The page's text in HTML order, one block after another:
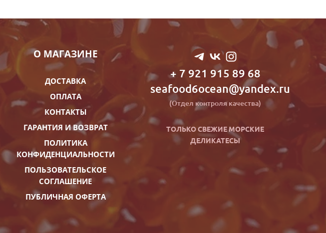
О МАГАЗИНЕ
ДОСТАВКА
ОПЛАТА
КОНТАКТЫ
ГАРАНТИЯ И ВОЗВРАТ
ПОЛИТИКА
КОНФИДЕНЦИАЛЬНОСТИ
ПОЛЬЗОВАТЕЛЬСКОЕ
СОГЛАШЕНИЕ
ПУБЛИЧНАЯ ОФЕРТА
+ 7 921 915 89 68
seafood6ocean@yandex.ru
(Отдел контроля качества)
ТОЛЬКО СВЕЖИЕ МОРСКИЕ
ДЕЛИКАТЕСЫ